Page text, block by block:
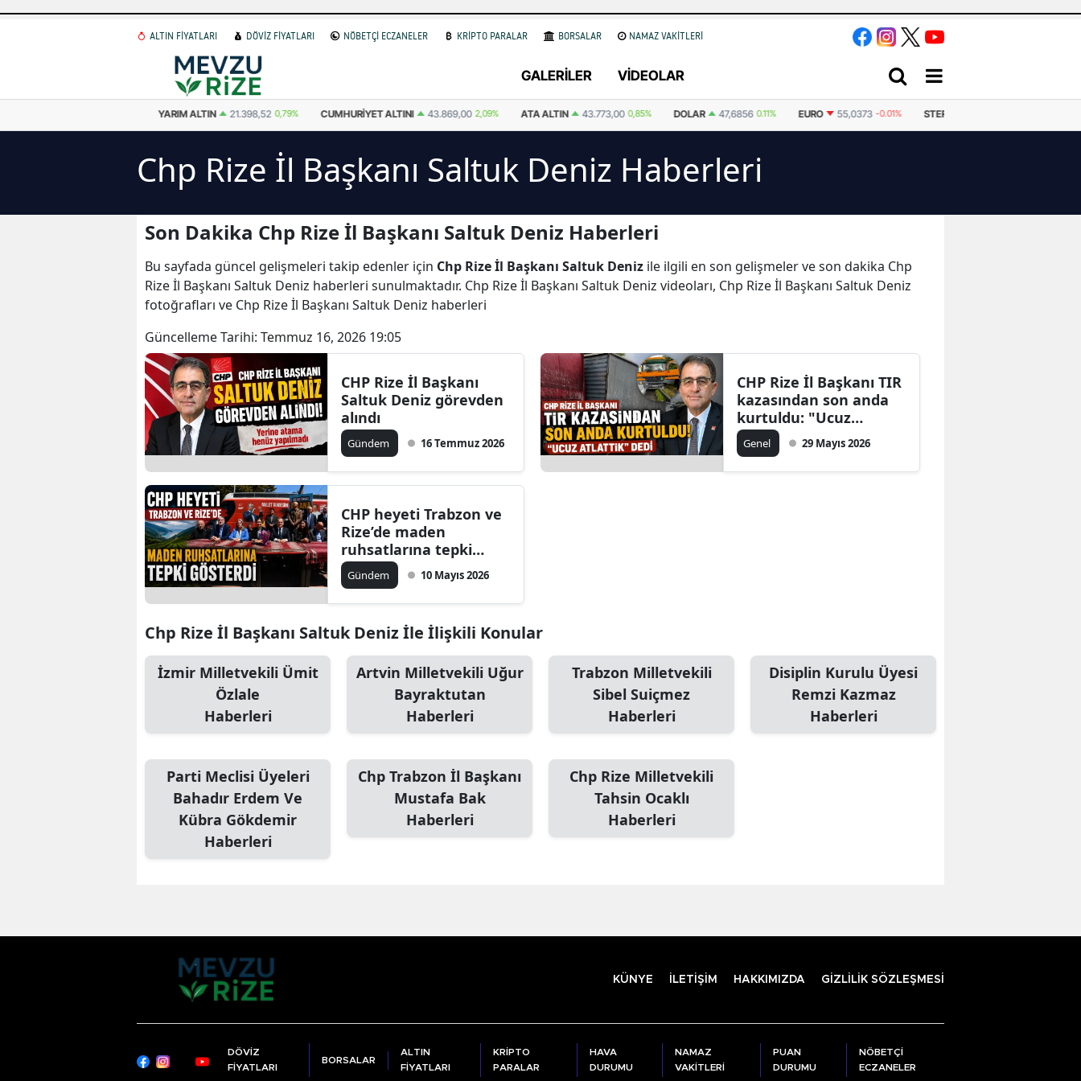
ALTIN FİYATLARI DÖVİZ FİYATLARI NÖBETÇİ ECZANELER KRİPTO PARALAR BORSALAR NAMAZ VAKİTLERİ
GALERİLER VİDEOLAR
YARIM ALTIN 21.398,52 0,79% CUMHURIYET ALTINI 43.869,00 2,09% ATA ALTIN 43.773,00 0,85% DOLAR 47,6856 0.11% EURO 55,0373 -0.01% STERLIN
Chp Rize İl Başkanı Saltuk Deniz Haberleri
Son Dakika Chp Rize İl Başkanı Saltuk Deniz Haberleri
Bu sayfada güncel gelişmeleri takip edenler için Chp Rize İl Başkanı Saltuk Deniz ile ilgili en son gelişmeler ve son dakika Chp
Rize İl Başkanı Saltuk Deniz haberleri sunulmaktadır. Chp Rize İl Başkanı Saltuk Deniz videoları, Chp Rize İl Başkanı Saltuk Deniz
fotoğrafları ve Chp Rize İl Başkanı Saltuk Deniz haberleri
Güncelleme Tarihi: Temmuz 16, 2026 19:05
CHP Rize İl Başkanı
Saltuk Deniz görevden
alındı
Gündem 16 Temmuz 2026
CHP Rize İl Başkanı TIR
kazasından son anda
kurtuldu: "Ucuz
atlattık" dedi
Genel 29 Mayıs 2026
CHP heyeti Trabzon ve
Rize’de maden
ruhsatlarına tepki
gösterdi
Gündem 10 Mayıs 2026
Chp Rize İl Başkanı Saltuk Deniz İle İlişkili Konular
İzmir Milletvekili Ümit
Özlale
Haberleri
Artvin Milletvekili Uğur
Bayraktutan
Haberleri
Trabzon Milletvekili
Sibel Suiçmez
Haberleri
Disiplin Kurulu Üyesi
Remzi Kazmaz
Haberleri
Parti Meclisi Üyeleri
Bahadır Erdem Ve
Kübra Gökdemir
Haberleri
Chp Trabzon İl Başkanı
Mustafa Bak
Haberleri
Chp Rize Milletvekili
Tahsin Ocaklı
Haberleri
KÜNYE İLETİŞİM HAKKIMIZDA GİZLİLİK SÖZLEŞMESİ
DÖVİZ
FİYATLARI
BORSALAR
ALTIN
FİYATLARI
KRİPTO
PARALAR
HAVA
DURUMU
NAMAZ
VAKİTLERİ
PUAN
DURUMU
NÖBETÇİ
ECZANELER